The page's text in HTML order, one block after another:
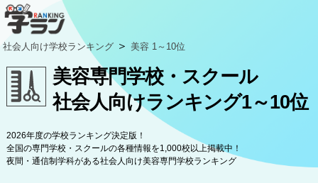
社会人向け学校ランキング ＞ 美容 1～10位
美容専門学校・スクール
社会人向けランキング1～10位
2026年度の学校ランキング決定版！
全国の専門学校・スクールの各種情報を1,000校以上掲載中！
夜間・通信制学科がある社会人向け美容専門学校ランキング